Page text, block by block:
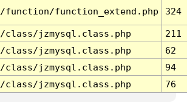
function/function_extend.php 324
class/jzmysql.class.php
211
class/jzmysql.class.php
62
class/jzmysql.class.php
94
class/jzmysql.class.php 76